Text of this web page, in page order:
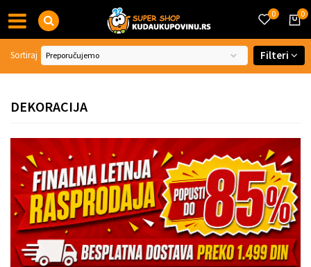
0
0
DEKORACIJA
Sortiraj Filteri